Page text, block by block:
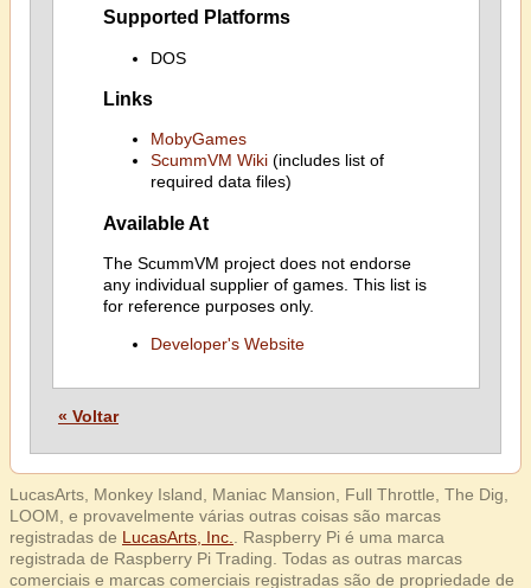
Supported Platforms
DOS
Links
MobyGames
ScummVM Wiki(includes list of
required data files)
Available At
The ScummVM project does not endorse
any individual supplier of games. This list is
for reference purposes only.
Developer's Website
« Voltar
LucasArts, Monkey Island, Maniac Mansion, Full Throttle, The Dig,
LOOM, e provavelmente várias outras coisas são marcas
registradas de LucasArts, Inc.
. Raspberry Pi é uma marca
registrada de Raspberry Pi Trading. Todas as outras marcas
comerciais e marcas comerciais registradas são de propriedade de